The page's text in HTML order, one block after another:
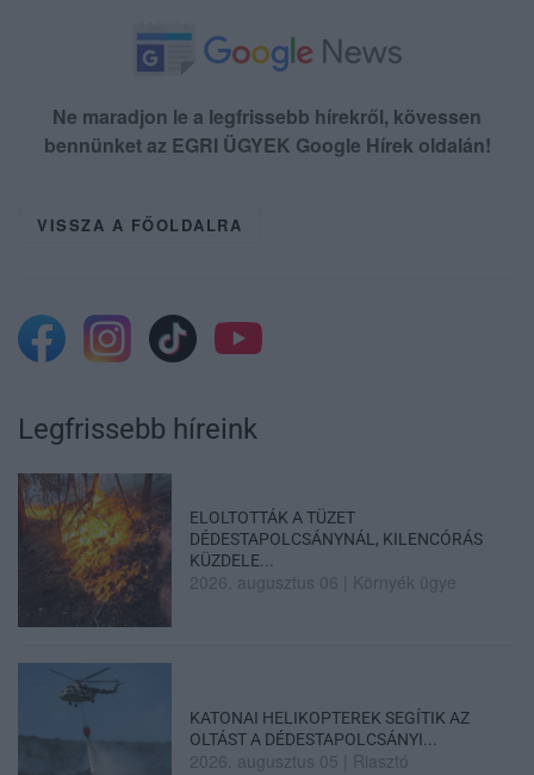
Ne maradjon le a legfrissebb hírekről, kövessen
bennünket az EGRI ÜGYEK Google Hírek oldalán!
VISSZA A FŐOLDALRA
Legfrissebb híreink
ELOLTOTTÁK A TÜZET
DÉDESTAPOLCSÁNYNÁL, KILENCÓRÁS
KÜZDELE...
2026. augusztus 06 Környék ügye
KATONAI HELIKOPTEREK SEGÍTIK AZ
OLTÁST A DÉDESTAPOLCSÁNYI...
2026. augusztus 05 Riasztó